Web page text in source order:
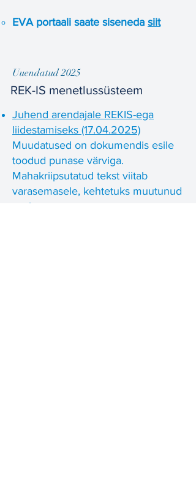
EVA portaali saate siseneda siit
Uuendatud 2025
REK-IS menetlussüsteem
Juhend arendajale REKIS-ega
liidestamiseks (17.04.2025)
Muudatused on dokumendis esile
toodud punase värviga.
Mahakriipsutatud tekst viitab
varasemasele, kehtetuks muutunud
osale.